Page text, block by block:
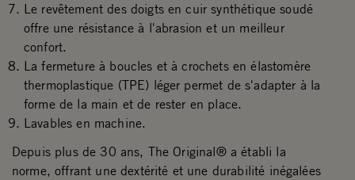
Le revêtement des doigts en cuir synthétique soudé
offre une résistance à l'abrasion et un meilleur
confort.
La fermeture à boucles et à crochets en élastomère
thermoplastique (TPE) léger permet de s'adapter à la
forme de la main et de rester en place.
Lavables en machine.
Depuis plus de 30 ans, The Original® a établi la
norme, offrant une dextérité et une durabilité inégalées